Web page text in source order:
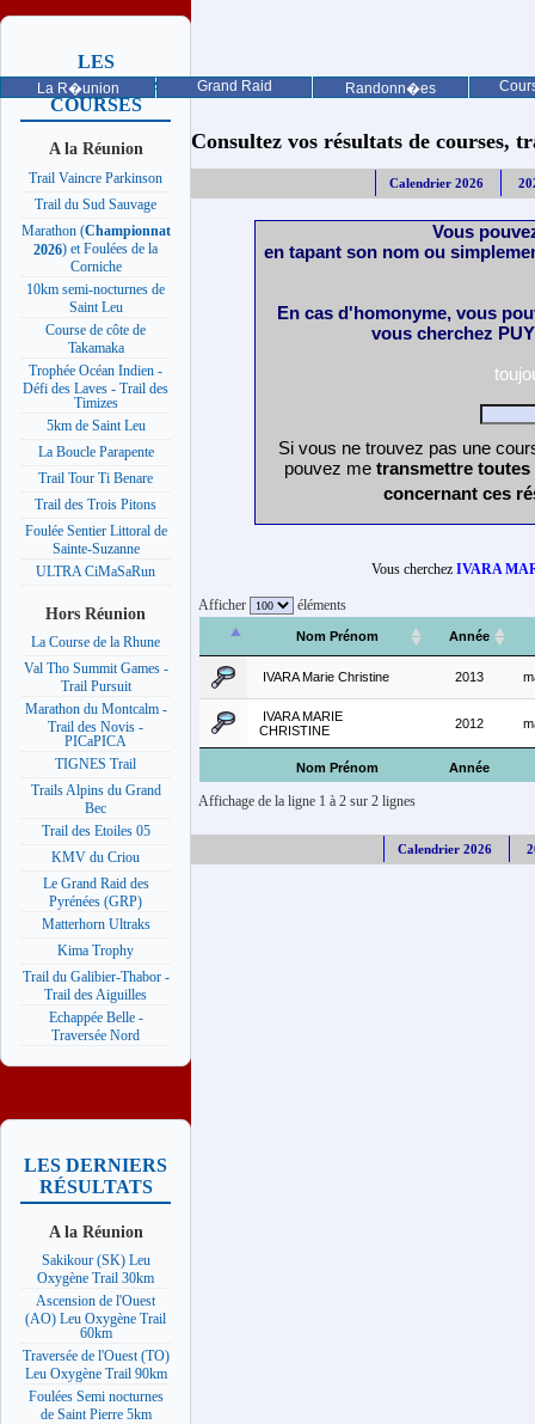
La R�union Grand Raid Randonn�es
LES
PROCHAINES
COURSES
A la Réunion
Trail Vaincre Parkinson
Trail du Sud Sauvage
Marathon (Championnat
2026) et Foulées de la
Corniche
10km semi-nocturnes de
Saint Leu
Course de côte de
Takamaka
Trophée Océan Indien -
Défi des Laves - Trail des
Timizes
5km de Saint Leu
La Boucle Parapente
Trail Tour Ti Benare
Trail des Trois Pitons
Foulée Sentier Littoral de
Sainte-Suzanne
ULTRA CiMaSaRun
Hors Réunion
La Course de la Rhune
Val Tho Summit Games -
Trail Pursuit
Marathon du Montcalm -
Trail des Novis -
PICaPICA
TIGNES Trail
Trails Alpins du Grand
Bec
Trail des Etoiles 05
KMV du Criou
Le Grand Raid des
Pyrénées (GRP)
Matterhorn Ultraks
Kima Trophy
Trail du Galibier-Thabor -
Trail des Aiguilles
Echappée Belle -
Traversée Nord
LES DERNIERS
RÉSULTATS
A la Réunion
Sakikour (SK) Leu
Oxygène Trail 30km
Ascension de l'Ouest
(AO) Leu Oxygène Trail
60km
Traversée de l'Ouest (TO)
Leu Oxygène Trail 90km
Foulées Semi nocturnes
de Saint Pierre 5km
Consultez vos résultats de courses,
Calendrier 2026
Vous
en tapant son nom ou
En cas d'homonyme, vous
vous cherchez
Si vous ne trouvez pas une
pouvez me transmettre
concernant ces
Vous cherchez IVARA
Afficher éléments
Nom Prénom Année
Nom Prénom Année
IVARA Marie Christine 2013
IVARA MARIE
CHRISTINE
2012
Affichage de la ligne 1 à 2 sur 2 lignes
Calendrier 2026